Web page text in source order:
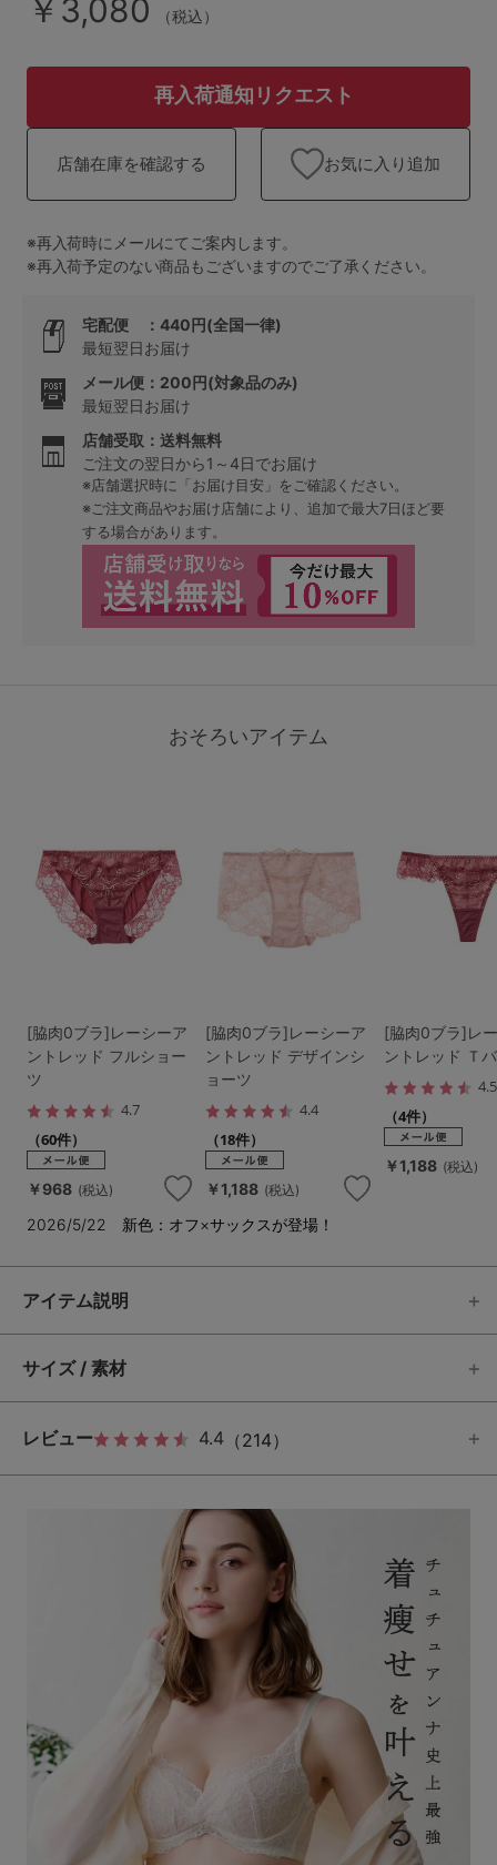
検索を閉じる
￥3,080 （税込）
再入荷通知リクエスト
店舗在庫を確認する お気に入り追加
※再入荷時にメールにてご案内します。
※再入荷予定のない商品もございますのでご了承ください。
宅配便 ：440円(全国一律)
最短翌日お届け
メール便：200円(対象品のみ)
最短翌日お届け
店舗受取：送料無料
ご注文の翌日から1～4日でお届け
※店舗選択時に「お届け目安」をご確認ください。
※ご注文商品やお届け店舗により、追加で最大7日ほど要
する場合があります。
おそろいアイテム
[脇肉0ブラ]レーシーア
ントレッド フルショー
ツ
4.7
（60件）
￥968 (税込)
[脇肉0ブラ]レーシーア
ントレッド デザインシ
ョーツ
4.4
（18件）
￥1,188 (税込)
[脇肉0ブラ]レ
ントレッド Ｔ
4.5
（4件）
￥1,188 (税込)
2026/5/22 新色：オフ×サックスが登場！
アイテム説明
サイズ / 素材
レビュー 4.4 （214）